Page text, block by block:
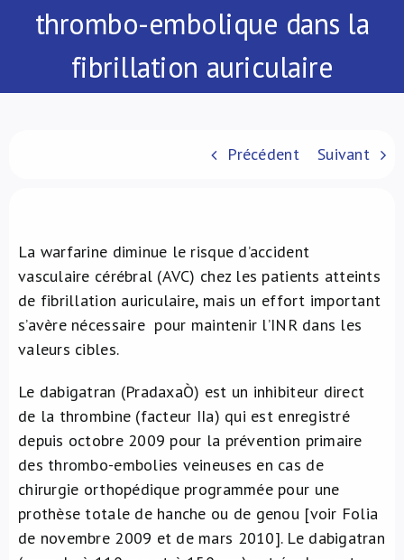
thrombo-embolique dans la
fibrillation auriculaire
Précédent Suivant
La warfarine diminue le risque d’accident
vasculaire cérébral (AVC) chez les patients atteints
de fibrillation auriculaire, mais un effort important
s’avère nécessaire pour maintenir l’INR dans les
valeurs cibles.
Le dabigatran (PradaxaÒ) est un inhibiteur direct
de la thrombine (facteur IIa) qui est enregistré
depuis octobre 2009 pour la prévention primaire
des thrombo-embolies veineuses en cas de
chirurgie orthopédique programmée pour une
prothèse totale de hanche ou de genou [voir Folia
de novembre 2009 et de mars 2010]. Le dabigatran